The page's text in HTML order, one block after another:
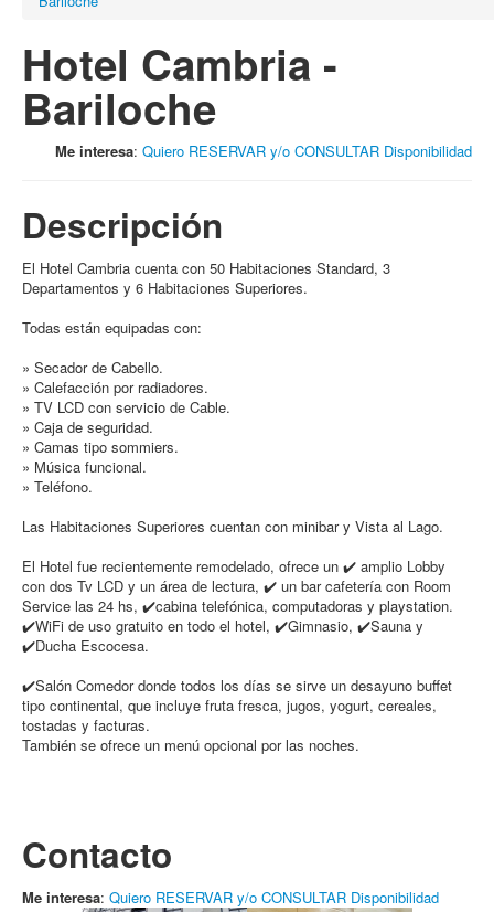
Hotel Cambria -
Bariloche
Me interesa: Quiero RESERVAR y/o CONSULTAR Disponibilidad
Descripción
El Hotel Cambria cuenta con 50 Habitaciones Standard, 3
Departamentos y 6 Habitaciones Superiores.
Todas están equipadas con:
» Secador de Cabello.
» Calefacción por radiadores.
» TV LCD con servicio de Cable.
» Caja de seguridad.
» Camas tipo sommiers.
» Música funcional.
» Teléfono.
Las Habitaciones Superiores cuentan con minibar y Vista al Lago.
El Hotel fue recientemente remodelado, ofrece un ✔️ amplio Lobby
con dos Tv LCD y un área de lectura, ✔️ un bar cafetería con Room
Service las 24 hs, ✔️cabina telefónica, computadoras y playstation.
✔️WiFi de uso gratuito en todo el hotel, ✔️Gimnasio, ✔️Sauna y
✔️Ducha Escocesa.
✔️Salón Comedor donde todos los días se sirve un desayuno buffet
tipo continental, que incluye fruta fresca, jugos, yogurt, cereales,
tostadas y facturas.
También se ofrece un menú opcional por las noches.
Contacto
Me interesa: Quiero RESERVAR y/o CONSULTAR Disponibilidad